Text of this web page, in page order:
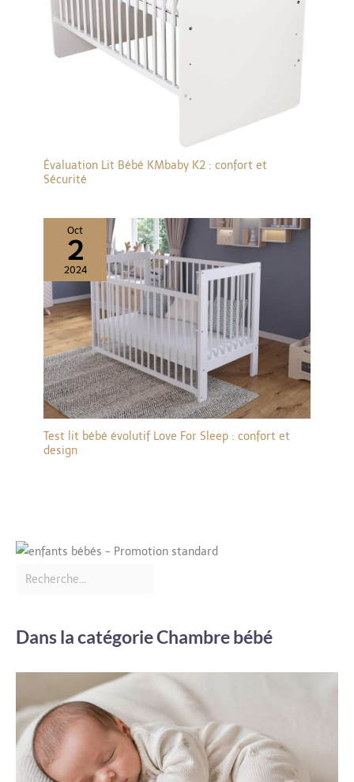
Évaluation Lit Bébé KMbaby K2 : confort et
Sécurité
Oct
2
2024
Test lit bébé évolutif Love For Sleep : confort et
design
Dans la catégorie Chambre bébé